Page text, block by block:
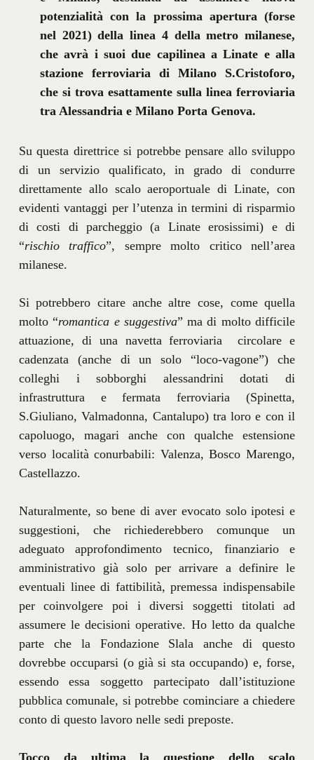
potenzialità con la prossima apertura (forse
nel 2021) della linea 4 della metro milanese,
che avrà i suoi due capilinea a Linate e alla
stazione ferroviaria di Milano S.Cristoforo,
che si trova esattamente sulla linea ferroviaria
tra Alessandria e Milano Porta Genova.
Su questa direttrice si potrebbe pensare allo sviluppo
di un servizio qualificato, in grado di condurre
direttamente allo scalo aeroportuale di Linate, con
evidenti vantaggi per l’utenza in termini di risparmio
di costi di parcheggio (a Linate erosissimi) e di
“rischio traffico”, sempre molto critico nell’area
milanese.
Si potrebbero citare anche altre cose, come quella
molto “romantica e suggestiva” ma di molto difficile
attuazione, di una navetta ferroviaria circolare e
cadenzata (anche di un solo “loco-vagone”) che
colleghi i sobborghi alessandrini dotati di
infrastruttura e fermata ferroviaria (Spinetta,
S.Giuliano, Valmadonna, Cantalupo) tra loro e con il
capoluogo, magari anche con qualche estensione
verso località conurbabili: Valenza, Bosco Marengo,
Castellazzo.
Naturalmente, so bene di aver evocato solo ipotesi e
suggestioni, che richiederebbero comunque un
adeguato approfondimento tecnico, finanziario e
amministrativo già solo per arrivare a definire le
eventuali linee di fattibilità, premessa indispensabile
per coinvolgere poi i diversi soggetti titolati ad
assumere le decisioni operative. Ho letto da qualche
parte che la Fondazione Slala anche di questo
dovrebbe occuparsi (o già si sta occupando) e, forse,
essendo essa soggetto partecipato dall’istituzione
pubblica comunale, si potrebbe cominciare a chiedere
conto di questo lavoro nelle sedi preposte.